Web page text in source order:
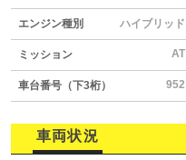
エンジン種別 ハイブリッド
ミッション AT
車台番号（下3桁） 952
車両状況